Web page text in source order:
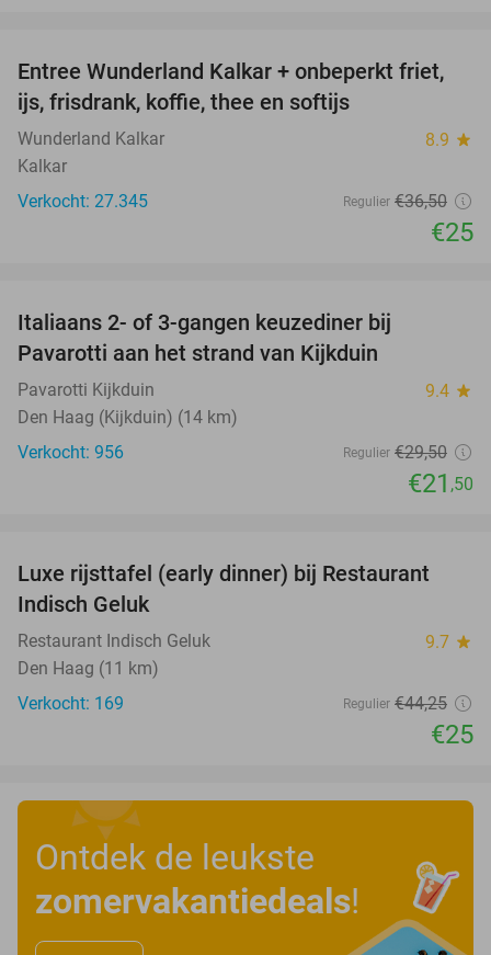
32%
Entree Wunderland Kalkar + onbeperkt friet,
ijs, frisdrank, koffie, thee en softijs
Wunderland Kalkar 8.9 star
Kalkar
Verkocht: 27.345
Regulier €36,50
€25
Italiaans 2- of 3-gangen keuzediner bij
Pavarotti aan het strand van Kijkduin
Pavarotti Kijkduin 9.4 star
Den Haag (Kijkduin) (14 km)
Verkocht: 956
Regulier €29,50
€21 ,50
44%
Luxe rijsttafel (early dinner) bij Restaurant
Indisch Geluk
Restaurant Indisch Geluk 9.7 star
Den Haag (11 km)
Verkocht: 169
Regulier €44,25
€25
Ontdek de leukste
zomervakantiedeals!